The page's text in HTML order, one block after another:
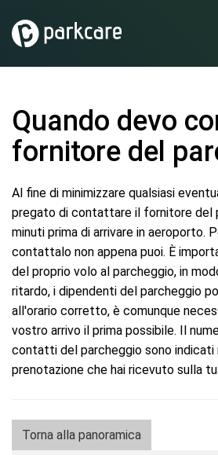
Quando devo
fornitore del
Al fine di minimizzare qualsiasi
pregato di contattare il fornitore del
minuti prima di arrivare in aeroporto.
contattalo non appena puoi. È
del proprio volo al parcheggio, in
ritardo, i dipendenti del parcheggio
all'orario corretto, è comunque
vostro arrivo il prima possibile. Il
contatti del parcheggio sono indicati
prenotazione che hai ricevuto sulla
Torna alla panoramica